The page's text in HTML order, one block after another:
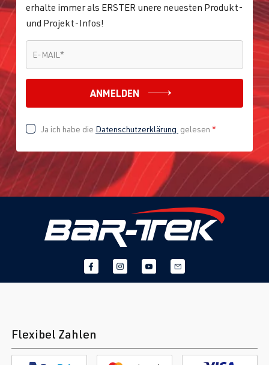
erhalte immer als ERSTER unere neuesten Produkt-
und Projekt-Infos!
E-MAIL *
ANMELDEN
Ja ich habe die Datenschutzerklärung gelesen *
Flexibel Zahlen